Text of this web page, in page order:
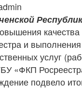
качества
и
услуг
«ФКП
подвело